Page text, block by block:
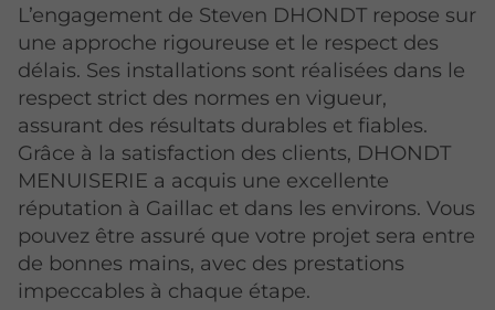
L’engagement de Steven DHONDT repose sur
une approche rigoureuse et le respect des
délais. Ses installations sont réalisées dans le
respect strict des normes en vigueur,
assurant des résultats durables et fiables.
Grâce à la satisfaction des clients, DHONDT
MENUISERIE a acquis une excellente
réputation à Gaillac et dans les environs. Vous
pouvez être assuré que votre projet sera entre
de bonnes mains, avec des prestations
impeccables à chaque étape.